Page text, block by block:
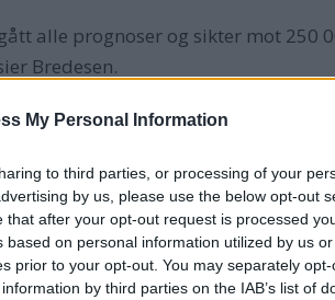
My Personal Information
to third parties, or processing of your
by us, please use the below opt-out
after your opt-out request is processed
on personal information utilized by us
prior to your opt-out. You may separately
by third parties on the IAB’s list of
alle prognoser og sikter mot 250
Bredesen.
setter Sagastad
suksess startet med videoen av